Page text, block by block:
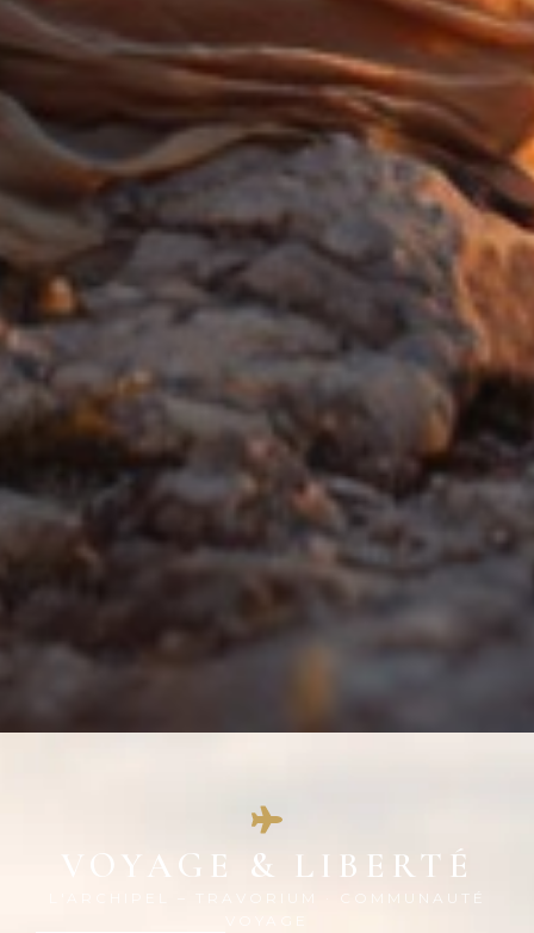
VOYAGE & LIBERTÉ
L'ARCHIPEL – TRAVORIUM · COMMUNAUTÉ